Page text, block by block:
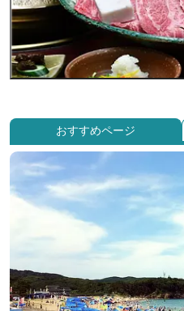
おすすめページ